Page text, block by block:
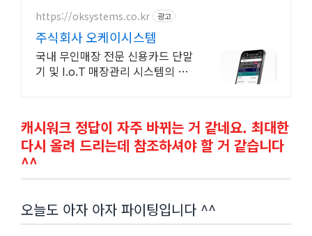
https://oksystems.co.kr 광고
주식회사 오케이시스템
국내 무인매장 전문 신용카드 단말
기 및 I.o.T 매장관리 시스템의 선
캐시워크 정답이 자주 바뀌는 거 같네요. 최대한
다시 올려 드리는데 참조하셔야 할 거 같습니다
^^
오늘도 아자 아자 파이팅입니다 ^^